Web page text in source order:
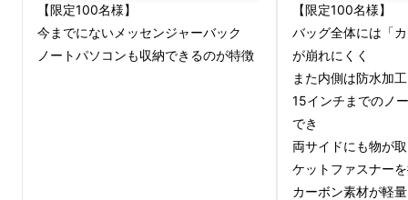
【限定100名様】
今までにないメッセンジャーバック
ノートパソコンも収納できるのが特徴
【限定100名様】
バッグ全体には「
が崩れにくく
また内側は防水加
15インチまでのノ
でき
両サイドにも物が
ケットファスナー
カーボン素材が軽